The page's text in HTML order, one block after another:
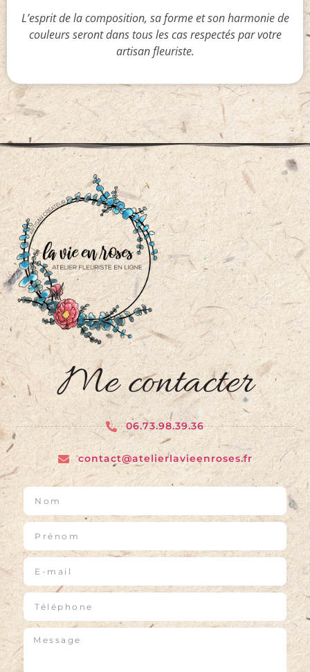
L’esprit de la composition, sa forme et son harmonie de
couleurs seront dans tous les cas respectés par votre
artisan fleuriste.
Me contacter
06.73.98.39.36
contact@atelierlavieenroses.fr